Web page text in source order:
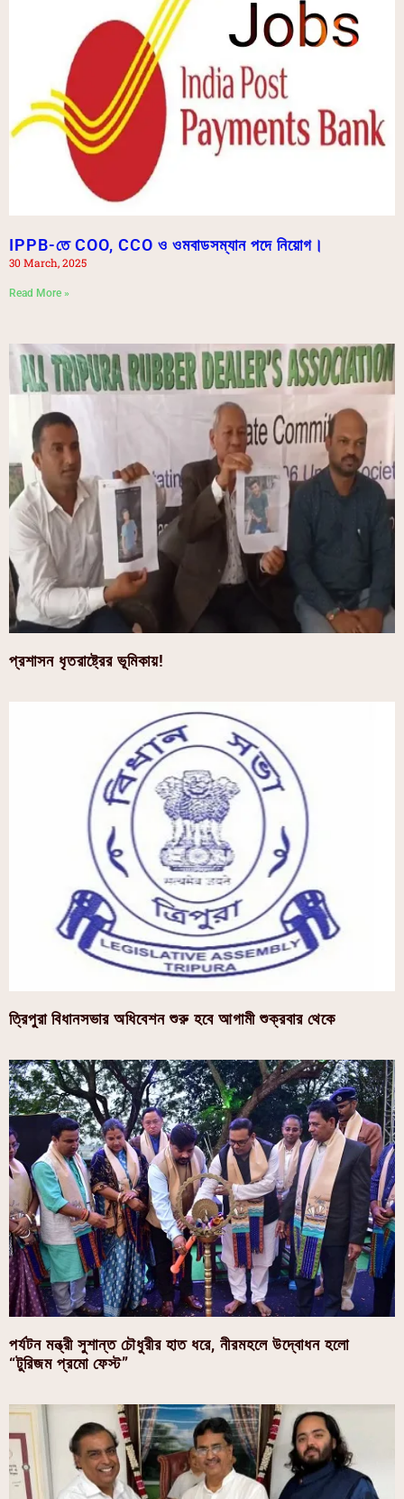
IPPB-তে COO, CCO ও ওমবাডসম্যান পদে নিয়োগ।
30 March, 2025
Read More »
প্রশাসন ধৃতরাষ্ট্রের ভূমিকায়!
ত্রিপুরা বিধানসভার অধিবেশন শুরু হবে আগামী শুক্রবার থেকে
পর্যটন মন্ত্রী সুশান্ত চৌধুরীর হাত ধরে, নীরমহলে উদ্বোধন হলো
“টুরিজম প্রমো ফেস্ট”